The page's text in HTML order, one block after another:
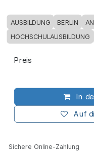
AUSBILDUNG BERLIN
HOCHSCHULAUSBILDUNG
In
Auf
Preis
Sichere Online-Zahlung